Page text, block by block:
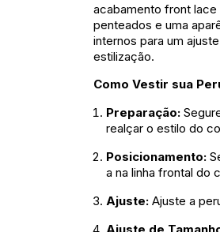
acabamento front
penteados e uma
internos para um
estilização.
Como Vestir sua
Preparação:
realçar o estilo do
Posicionamento:
a na linha frontal do
Ajuste: Ajuste a